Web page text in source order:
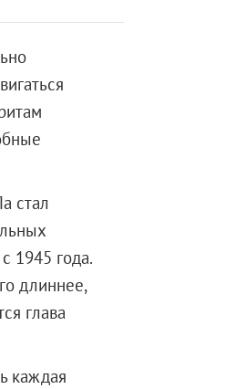
стал
1945 года.
длиннее,
глава
каждая